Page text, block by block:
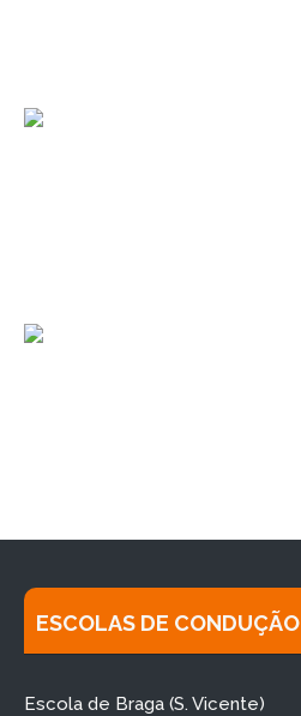
ESCOLAS DE CONDUÇÃO
Escola de Braga (S. Vicente)